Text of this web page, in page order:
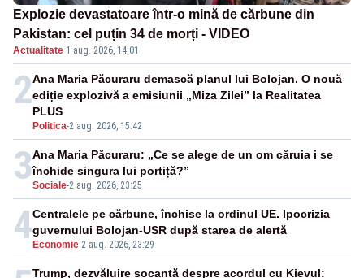
Explozie devastatoare într-o mină de cărbune din
Pakistan: cel puțin 34 de morți - VIDEO
Actualitate·1 aug. 2026, 14:01
2
Politica-2 aug. 2026, 15:42
Ana Maria Păcuraru demască planul lui Bolojan. O nouă
ediție explozivă a emisiunii „Miza Zilei” la Realitatea
PLUS
3Sociale-2 aug. 2026, 23:25
Ana Maria Păcuraru: „Ce se alege de un om căruia i se
închide singura lui portiță?”
4 Economie-2 aug. 2026, 23:29
Centralele pe cărbune, închise la ordinul UE. Ipocrizia
guvernului Bolojan-USR după starea de alertă
Trump, dezvăluire șocantă despre acordul cu Kievul: